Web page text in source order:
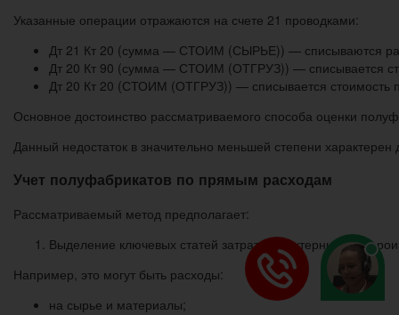
Указанные операции отражаются на счете 21 проводками:
Дт 21 Кт 20 (сумма — СТОИМ (СЫРЬЕ)) — списываются
Дт 20 Кт 90 (сумма — СТОИМ (ОТГРУЗ)) — списывается
Дт 20 Кт 20 (СТОИМ (ОТГРУЗ)) — списывается стоимость
Основное достоинство рассматриваемого способа оценки
Данный недостаток в значительно меньшей степени
Учет полуфабрикатов по прямым расходам
Рассматриваемый метод предполагает:
Выделение ключевых статей затрат, характерных для
Например, это могут быть расходы:
на сырье и материалы;